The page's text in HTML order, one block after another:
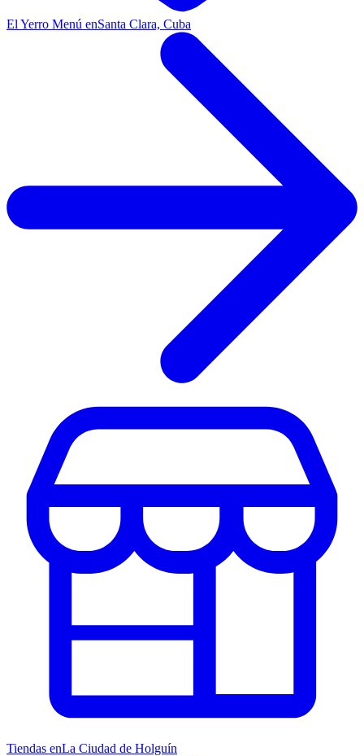
El Yerro Menú enSanta Clara, Cuba
Tiendas enLa Ciudad de Holguín